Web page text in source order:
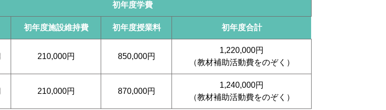
初年度学費
初年度施設維持費 初年度授業料 初年度合計
210,000円 850,000円
1,220,000円
（教材補助活動費をのぞく）
210,000円 870,000円
1,240,000円
（教材補助活動費をのぞく）